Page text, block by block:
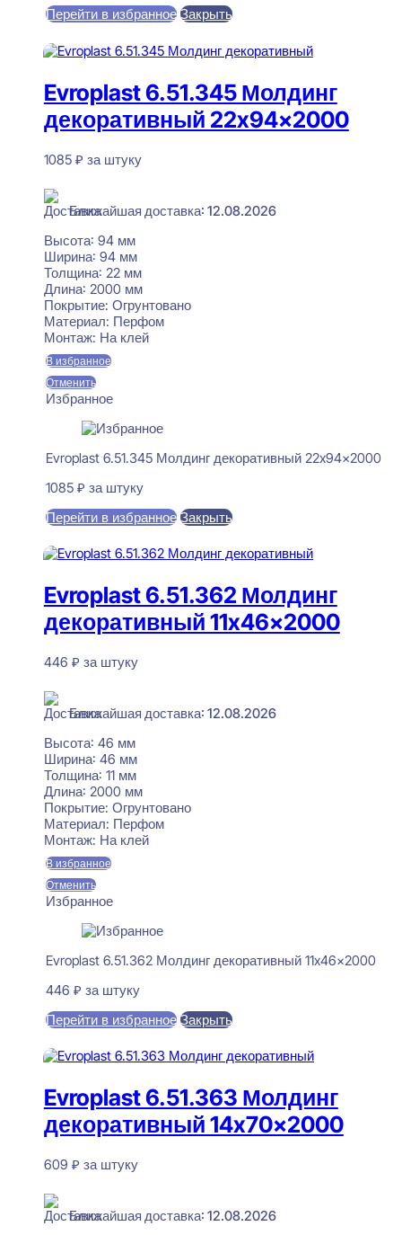
Перейти в избранное Закрыть
Evroplast 6.51.345 Молдинг
декоративный 22x94x2000
1085 ₽ за штуку
Ближайшая доставка: 12.08.2026
Высота: 94 мм
Ширина: 94 мм
Толщина: 22 мм
Длина: 2000 мм
Покрытие: Огрунтовано
Материал: Перфом
Монтаж: На клей
В избранное
Отменить
Избранное
Evroplast 6.51.345 Молдинг декоративный 22x94x2000
1085 ₽ за штуку
Перейти в избранное Закрыть
Evroplast 6.51.362 Молдинг
декоративный 11x46x2000
446 ₽ за штуку
Ближайшая доставка: 12.08.2026
Высота: 46 мм
Ширина: 46 мм
Толщина: 11 мм
Длина: 2000 мм
Покрытие: Огрунтовано
Материал: Перфом
Монтаж: На клей
В избранное
Отменить
Избранное
Evroplast 6.51.362 Молдинг декоративный 11x46x2000
446 ₽ за штуку
Перейти в избранное Закрыть
Evroplast 6.51.363 Молдинг
декоративный 14x70x2000
609 ₽ за штуку
Ближайшая доставка: 12.08.2026